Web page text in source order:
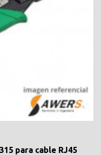
para cable RJ45